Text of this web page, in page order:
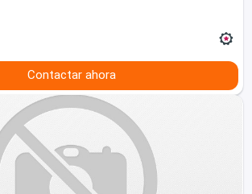
Contactar ahora